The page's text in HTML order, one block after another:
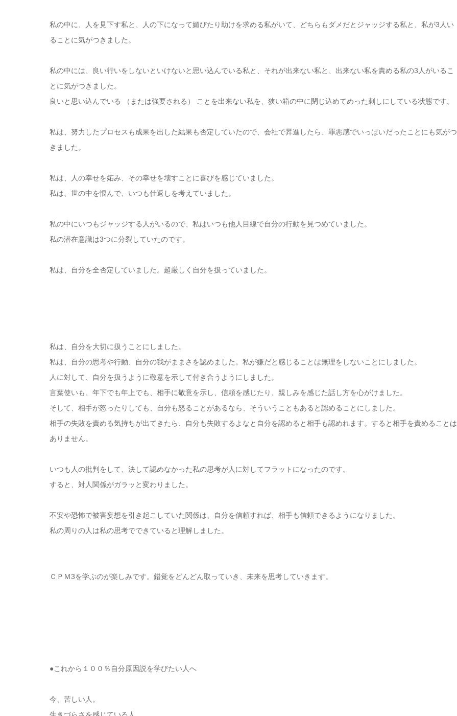
私の中に、人を見下す私と、人の下になって媚びたり助けを求める私がいて、どちらもダメだとジャッジする私と、私が3人い
ることに気がつきました。
私の中には、良い行いをしないといけないと思い込んでいる私と、それが出来ない私と、出来ない私を責める私の3人がいるこ
とに気がつきました。
良いと思い込んでいる （または強要される） ことを出来ない私を、狭い箱の中に閉じ込めてめった刺しにしている状態です。
私は、努力したプロセスも成果を出した結果も否定していたので、会社で昇進したら、罪悪感でいっぱいだったことにも気がつ
きました。
私は、人の幸せを妬み、その幸せを壊すことに喜びを感じていました。
私は、世の中を恨んで、いつも仕返しを考えていました。
私の中にいつもジャッジする人がいるので、私はいつも他人目線で自分の行動を見つめていました。
私の潜在意識は3つに分裂していたのです。
私は、自分を全否定していました。超厳しく自分を扱っていました。
私は、自分を大切に扱うことにしました。
私は、自分の思考や行動、自分の我がままさを認めました。私が嫌だと感じることは無理をしないことにしました。
人に対して、自分を扱うように敬意を示して付き合うようにしました。
言葉使いも、年下でも年上でも、相手に敬意を示し、信頼を感じたり、親しみを感じた話し方を心がけました。
そして、相手が怒ったりしても、自分も怒ることがあるなら、そういうこともあると認めることにしました。
相手の失敗を責める気持ちが出てきたら、自分も失敗するよなと自分を認めると相手も認めれます。すると相手を責めることは
ありません。
いつも人の批判をして、決して認めなかった私の思考が人に対してフラットになったのです。
すると、対人関係がガラッと変わりました。
不安や恐怖で被害妄想を引き起こしていた関係は、自分を信頼すれば、相手も信頼できるようになりました。
私の周りの人は私の思考でできていると理解しました。
ＣＰＭ3を学ぶのが楽しみです。錯覚をどんどん取っていき、未来を思考していきます。
●これから１００％自分原因説を学びたい人へ
今、苦しい人。